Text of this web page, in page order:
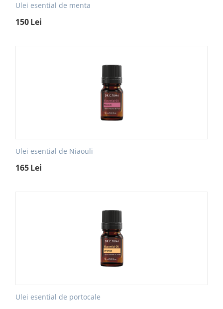
Ulei esential de menta
150Lei
Ulei esential de Niaouli
165Lei
Ulei esential de portocale